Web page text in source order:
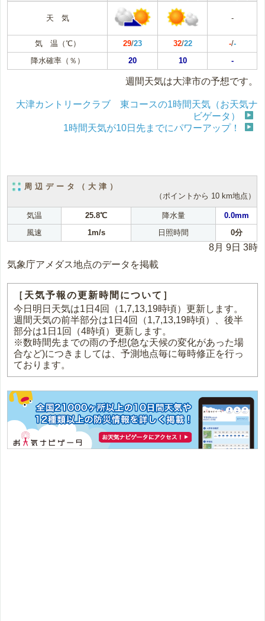
天 気 -
気 温（℃） 29/23 32/22 -/-
降水確率（％）
20 10 -
週間天気は大津市の予想です。
大津カントリークラブ 東コースの1時間天気（お天気ナ
ビゲータ）
1時間天気が10日先までにパワーアップ！
周辺データ（大津）
（ポイントから 10 km地点）
気温 25.8℃ 降水量
0.0mm
風速
1m/s 日照時間 0分
8月 9日 3時
気象庁アメダス地点のデータを掲載
［天気予報の更新時間について］
今日明日天気は1日4回（1,7,13,19時頃）更新します。
週間天気の前半部分は1日4回（1,7,13,19時頃）、後半
部分は1日1回（4時頃）更新します。
※数時間先までの雨の予想(急な天候の変化があった場
合など)につきましては、予測地点毎に毎時修正を行っ
ております。